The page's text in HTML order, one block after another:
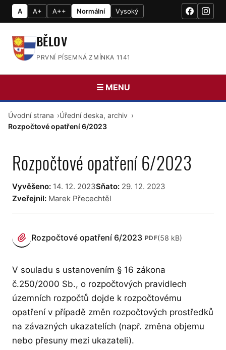
A A+ A++ Normální Vysoký
BĚLOV
PRVNÍ PÍSEMNÁ ZMÍNKA 1141
☰ MENU
Úvodní strana
Úřední deska, archiv
Rozpočtové opatření 6/2023
Rozpočtové opatření 6/2023
Vyvěšeno: 14. 12. 2023Sňato: 29. 12. 2023
Zveřejnil: Marek Přecechtěl
Rozpočtové opatření 6/2023 PDF(58 kB)
(otevře se v novém panelu)
V souladu s ustanovením § 16 zákona
č.250/2000 Sb., o rozpočtových pravidlech
územních rozpočtů dojde k rozpočtovému
opatření v případě změn rozpočtových prostředků
na závazných ukazatelích (např. změna objemu
nebo přesuny mezi ukazateli).